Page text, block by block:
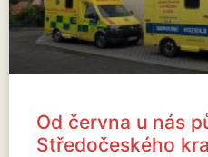
Od června u nás
Středočeského